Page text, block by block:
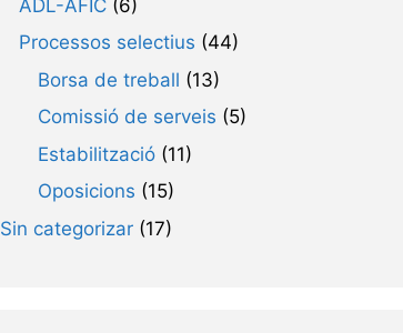
ADL-AFIC(6)
Processos selectius (44)
Borsa de treball (13)
Comissió de serveis (5)
Estabilització(11)
Oposicions (15)
Sin categorizar(17)